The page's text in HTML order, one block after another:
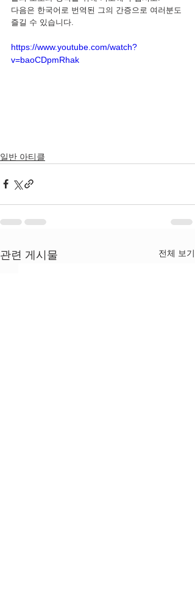
다음은 한국어로 번역된 그의 간증으로 여러분도
즐길 수 있습니다.
https://www.youtube.com/watch?
v=baoCDpmRhak
일반 아티클
관련 게시물 전체 보기